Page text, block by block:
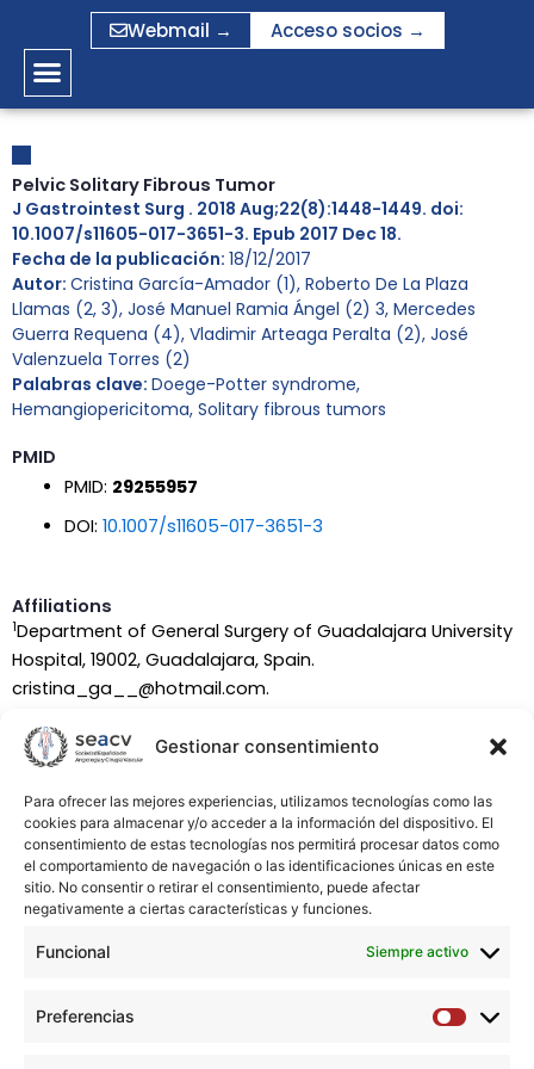
Gestionar consentimiento
Para ofrecer las mejores experiencias, utilizamos tecnologías como las
cookies para almacenar y/o acceder a la información del dispositivo. El
consentimiento de estas tecnologías nos permitirá procesar datos como
el comportamiento de navegación o las identificaciones únicas en este
sitio. No consentir o retirar el consentimiento, puede afectar
negativamente a ciertas características y funciones.
Funcional Siempre activo
Preferencias
contenido
Webmail → Acceso socios →
Pelvic Solitary Fibrous Tumor
J Gastrointest Surg . 2018 Aug;22(8):1448-1449. doi:
10.1007/s11605-017-3651-3. Epub 2017 Dec 18.
Fecha de la publicación: 18/12/2017
Autor: Cristina García-Amador (1), Roberto De La Plaza
Llamas (2, 3), José Manuel Ramia Ángel (2) 3, Mercedes
Guerra Requena (4), Vladimir Arteaga Peralta (2), José
Valenzuela Torres (2)
Palabras clave: Doege-Potter syndrome,
Hemangiopericitoma, Solitary fibrous tumors
PMID
PMID: 29255957
DOI: 10.1007/s11605-017-3651-3
Affiliations
1Department of General Surgery of Guadalajara University
Hospital, 19002, Guadalajara, Spain.
cristina_ga__@hotmail.com.
Department of General Surgery of Guadalajara University
Alcalá de Henares University, 28871, Alcalá de Henares,
Spain.
Department of Vascular Surgery of Guadalajara
University Hospital, 19002, Guadalajara, Spain.
Abstract